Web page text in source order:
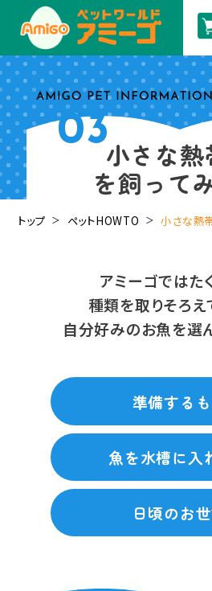
03小さな熱
を飼って
トップ ペットHOWTO 小さな熱
アミーゴではた
種類を取りそろえ
自分好みのお魚を選
準備する
魚を水槽に入
日頃のお